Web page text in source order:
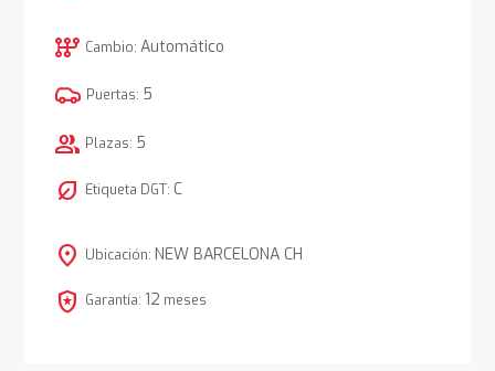
auto_transmission Cambio: Automático
Puertas: 5
group Plazas: 5
nest_eco_leaf Etiqueta DGT: C
location_on Ubicación: NEW BARCELONA CH
local_police Garantía: 12 meses